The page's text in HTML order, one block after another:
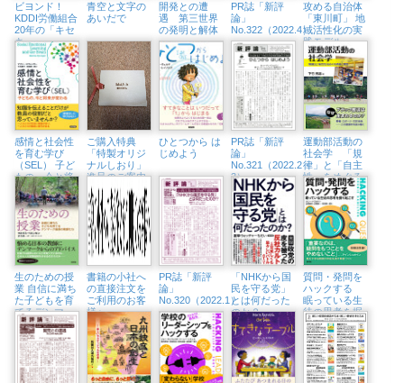
ビヨンド！
KDDI労働組合
20年の「キセ
キ」
青空と文字の
あいだで
開発との遭
遇 第三世界
の発明と解体
PR誌「新評
論」
No.322（2022.4）
攻める自治体
「東川町」 地
域活性化の実
践モデル
感情と社会性
を育む学び
（SEL） 子ど
もの、今と将
来が変わる
ご購入特典
「特製オリジ
ナルしおり」
進呈のご案内
ひとつから は
じめよう
PR誌「新評
論」
No.321（2022.2・
3）
運動部活動の
社会学 「規
律」と「自主
性」をめぐる
言説と実践
生のための授
業 自信に満ち
た子どもを育
てるデンマー
ク最高の教師
たち
書籍の小社へ
の直接注文を
ご利用のお客
様へ
PR誌「新評
論」
No.320（2022.1）
「NHKから国
民を守る党」
とは何だった
のか？
質問・発問を
ハックする
眠っている生
徒の思考を掘
り起こす